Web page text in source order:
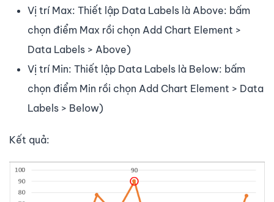
Vị trí Max: Thiết lập Data Labels là Above: bấm
chọn điểm Max rồi chọn Add Chart Element >
Data Labels > Above)
Vị trí Min: Thiết lập Data Labels là Below: bấm
chọn điểm Min rồi chọn Add Chart Element > Data
Labels > Below)
Kết quả: